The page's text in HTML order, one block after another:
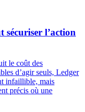
sécuriser l’action
le coût des
d’agir seuls, Ledger
infaillible, mais
précis où une